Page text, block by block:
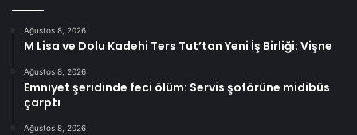
Ağustos 8, 2026
M Lisa ve Dolu Kadehi Ters Tut’tan Yeni İş Birliği: Vişne
Ağustos 8, 2026
Emniyet şeridinde feci ölüm: Servis şoförüne midibüs
çarptı
Ağustos 8, 2026